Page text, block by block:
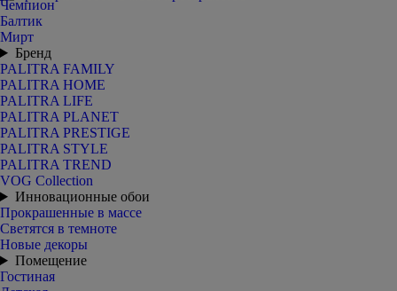
Чемпион
Балтик
Мирт
Бренд
PALITRA FAMILY
PALITRA HOME
PALITRA LIFE
PALITRA PLANET
PALITRA PRESTIGE
PALITRA STYLE
PALITRA TREND
VOG Collection
Инновационные обои
Прокрашенные в массе
Светятся в темноте
Новые декоры
Помещение
Гостиная